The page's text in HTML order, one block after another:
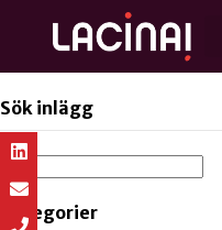
Sök inlägg
Kategorier